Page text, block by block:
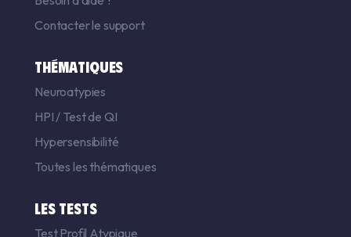
Contacter le support
THÉMATIQUES
Neuroatypies
HPI / Test de QI
Hypersensibilité
Toutes les thématiques
LES TESTS
Test Profil Atypique